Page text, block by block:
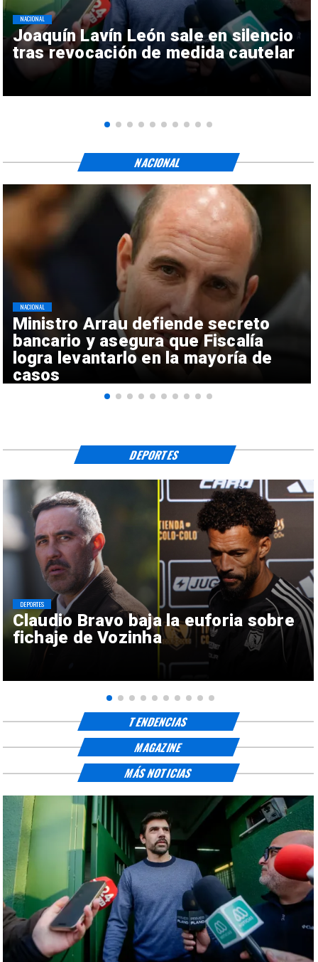
Joaquín Lavín León sale en silencio
tras revocación de medida cautelar
NACIONAL
Ministro Arrau defiende secreto
bancario y asegura que Fiscalía
logra levantarlo en la mayoría de
casos
NACIONAL
NACIONAL
Claudio Bravo baja la euforia sobre
fichaje de Vozinha
DEPORTES
DEPORTES
TENDENCIAS
MAGAZINE
MÁS NOTICIAS